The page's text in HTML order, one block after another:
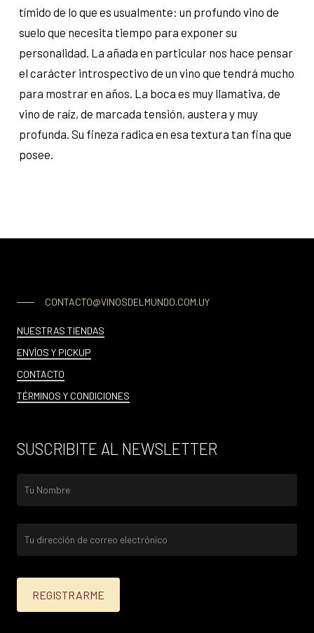
tímido de lo que es usualmente: un profundo vino de
suelo que necesita tiempo para exponer su
personalidad. La añada en particular nos hace pensar
el carácter introspectivo de un vino que tendrá mucho
para mostrar en años. La boca es muy llamativa, de
vino de raíz, de marcada tensión, austera y muy
profunda. Su fineza radica en esa textura tan fina que
posee.
CONTACTO@VINOSDELMUNDO.COM.UY
NUESTRAS TIENDAS
ENVÍOS Y PICKUP
CONTACTO
TÉRMINOS Y CONDICIONES
SUSCRIBITE AL NEWSLETTER